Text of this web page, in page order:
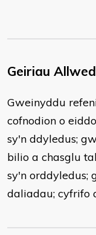
Geiriau
Gweinyddu
cofnodion o
sy'n ddyledus;
bilio a chasglu
sy'n orddyledus;
daliadau; cyfrifo